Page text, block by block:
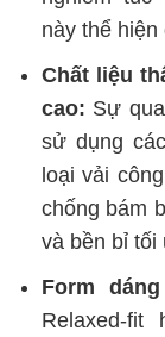
này thể hiện
Chất liệu
cao: Sự
sử dụng
loại vải
chống bám
và bền bỉ tối
Form
Relaxed-fit